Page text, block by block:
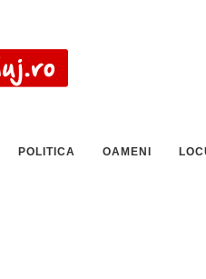
POLITICA OAMENI